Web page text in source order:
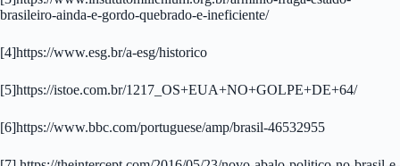
brasileiro-ainda-e-gordo-quebrado-e-ineficiente/
[4]https://www.esg.br/a-esg/historico
[5]https://istoe.com.br/1217_OS+EUA+NO+GOLPE+DE+64/
[6]https://www.bbc.com/portuguese/amp/brasil-46532955